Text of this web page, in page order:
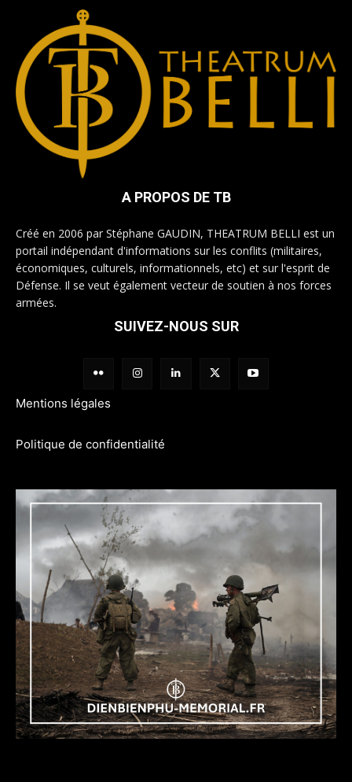
A PROPOS DE TB
Créé en 2006 par Stéphane GAUDIN, THEATRUM BELLI est un
portail indépendant d'informations sur les conflits (militaires,
économiques, culturels, informationnels, etc) et sur l'esprit de
Défense. Il se veut également vecteur de soutien à nos forces
armées.
SUIVEZ-NOUS SUR
Mentions légales
Politique de confidentialité